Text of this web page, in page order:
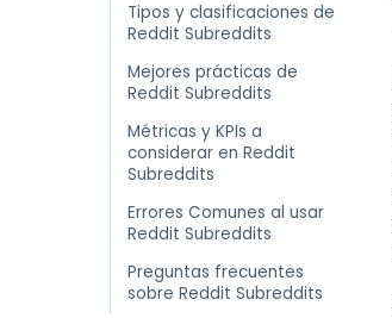
Tipos y clasificaciones de
Reddit Subreddits
Mejores prácticas de
Reddit Subreddits
Métricas y KPIs a
considerar en Reddit
Subreddits
Errores Comunes al usar
Reddit Subreddits
Preguntas frecuentes
sobre Reddit Subreddits